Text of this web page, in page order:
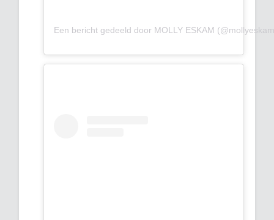
Een bericht gedeeld door MOLLY ESKAM